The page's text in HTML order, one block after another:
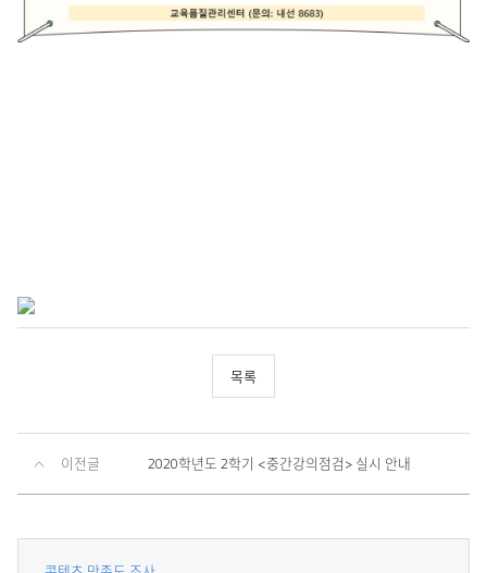
목록
이전글 2020학년도 2학기 <중간강의점검> 실시 안내